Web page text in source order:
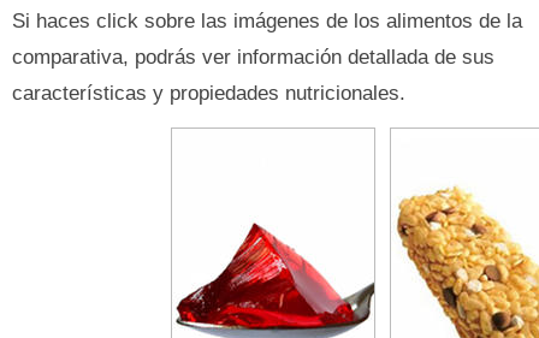
Si haces click sobre las imágenes de los alimentos de la
comparativa, podrás ver información detallada de sus
características y propiedades nutricionales.